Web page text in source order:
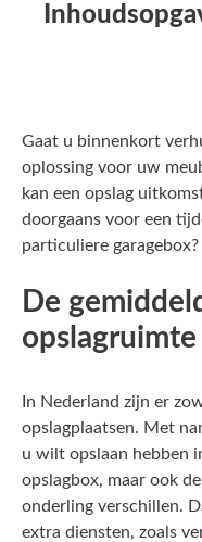
Gaat u binnenkort
oplossing voor uw
kan een opslag
doorgaans voor een
particuliere
De
opslagruimte
In Nederland zijn er
opslagplaatsen. Met
u wilt opslaan hebben
opslagbox, maar ook
onderling verschillen.
extra diensten, zoals